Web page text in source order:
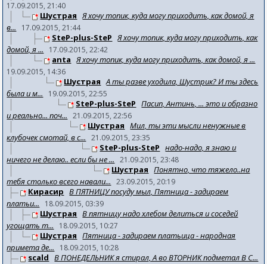
17.09.2015, 21:40
Шустрая Я хочу топик, куда могу приходить, как домой, я
в...
17.09.2015, 21:44
SteP-plus-SteP Я хочу топик, куда могу приходить, как
домой, я ...
17.09.2015, 22:42
anta Я хочу топик, куда могу приходить, как домой, я ...
19.09.2015, 14:36
Шустрая А ты разве уходила, Шустрик? И ты здесь
была и м...
19.09.2015, 22:55
SteP-plus-SteP Пасип, Антинь, ... это и образно
и реально... поч...
21.09.2015, 22:56
Шустрая Мил, ты эти мысли ненужные в
клубочек смотай, в с...
21.09.2015, 23:35
SteP-plus-SteP надо-надо, я знаю и
ничего не делаю.. если бы не ...
21.09.2015, 23:48
Шустрая Понятно, что тяжело..на
тебя столько всего навали...
23.09.2015, 20:19
Кирасир В ПЯТНИЦУ посуду мыл, Пятница - задираем
платьи...
18.09.2015, 03:39
Шустрая В пятницу надо хлебом делиться и соседей
угощать т...
18.09.2015, 10:27
Шустрая Пятница - задираем платьица - народная
примета де...
18.09.2015, 10:28
scald В ПОНЕДЕЛЬНИК я стирал, А во ВТОРНИК подметал В С...